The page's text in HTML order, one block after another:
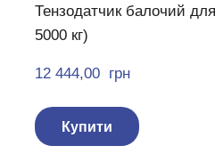
Тензодатчик балочий
5000 кг)
12 444,00  грн
Купити